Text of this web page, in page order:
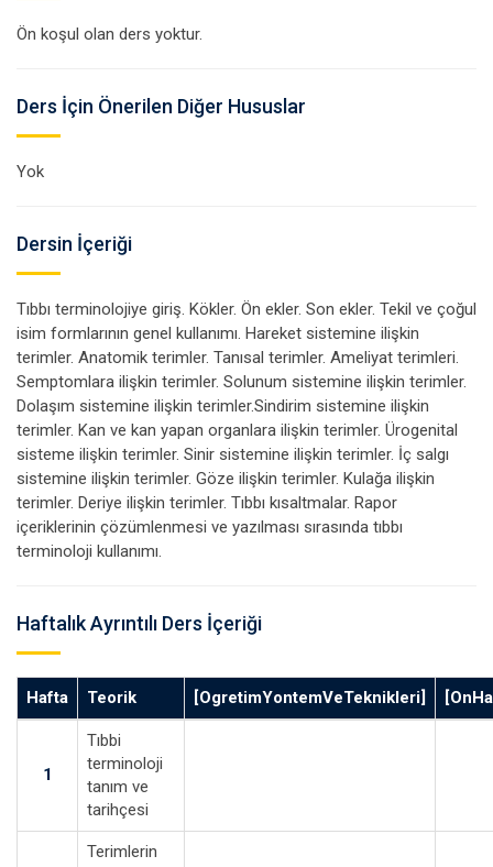
Ön koşul olan ders yoktur.
Ders İçin Önerilen Diğer Hususlar
Yok
Dersin İçeriği
Tıbbı terminolojiye giriş. Kökler. Ön ekler. Son ekler. Tekil ve çoğul
isim formlarının genel kullanımı. Hareket sistemine ilişkin
terimler. Anatomik terimler. Tanısal terimler. Ameliyat terimleri.
Semptomlara ilişkin terimler. Solunum sistemine ilişkin terimler.
Dolaşım sistemine ilişkin terimler.Sindirim sistemine ilişkin
terimler. Kan ve kan yapan organlara ilişkin terimler. Ürogenital
sisteme ilişkin terimler. Sinir sistemine ilişkin terimler. İç salgı
sistemine ilişkin terimler. Göze ilişkin terimler. Kulağa ilişkin
terimler. Deriye ilişkin terimler. Tıbbı kısaltmalar. Rapor
içeriklerinin çözümlenmesi ve yazılması sırasında tıbbı
terminoloji kullanımı.
Haftalık Ayrıntılı Ders İçeriği
Hafta Teorik [OgretimYontemVeTeknikleri]
1
Tıbbi
terminoloji
tanım ve
tarihçesi
Terimlerin